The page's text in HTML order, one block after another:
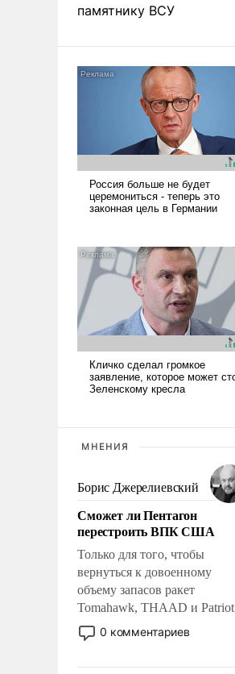
памятнику ВСУ
МНЕНИЯ
Борис Джерелиевский
Сможет ли Пентагон
перестроить ВПК США
Только для того, чтобы
вернуться к довоенному
объему запасов ракет
Tomahawk, THAAD и Patriot
США потребуется более трех
лет. Даже небольшая война с
0 комментариев